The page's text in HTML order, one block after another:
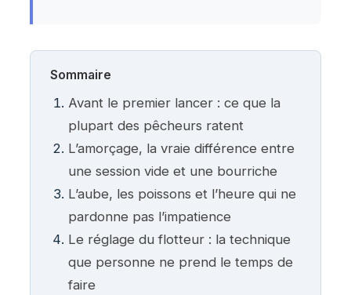
Sommaire
Avant le premier lancer : ce que la
plupart des pêcheurs ratent
L’amorçage, la vraie différence entre
une session vide et une bourriche
L’aube, les poissons et l’heure qui ne
pardonne pas l’impatience
Le réglage du flotteur : la technique
que personne ne prend le temps de
faire